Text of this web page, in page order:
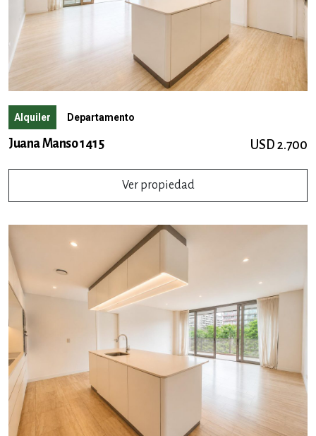
Alquiler Departamento
Juana Manso 1415 USD 2.700
Ver propiedad